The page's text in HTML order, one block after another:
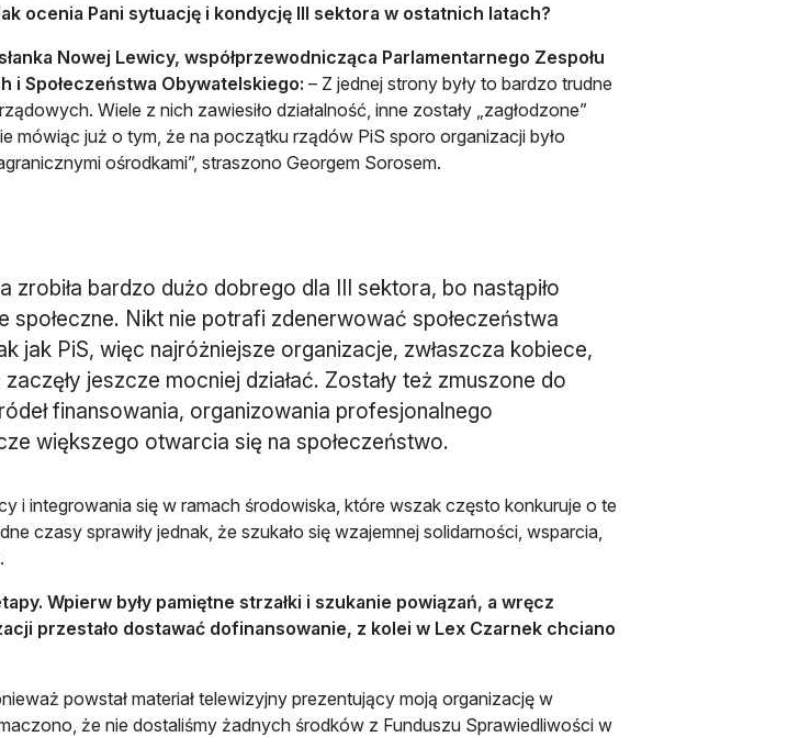
ocenia Pani sytuację i kondycję III sektora w ostatnich latach?
Nowej Lewicy, współprzewodnicząca Parlamentarnego Zespołu
i Społeczeństwa Obywatelskiego: – Z jednej strony były to bardzo trudne
Wiele z nich zawiesiło działalność, inne zostały „zagłodzone”
mówiąc już o tym, że na początku rządów PiS sporo organizacji było
ośrodkami”, straszono Georgem Sorosem.
zrobiła bardzo dużo dobrego dla III sektora, bo nastąpiło
społeczne. Nikt nie potrafi zdenerwować społeczeństwa
jak PiS, więc najróżniejsze organizacje, zwłaszcza kobiece,
jeszcze mocniej działać. Zostały też zmuszone do
finansowania, organizowania profesjonalnego
większego otwarcia się na społeczeństwo.
i integrowania się w ramach środowiska, które wszak często konkuruje o te
czasy sprawiły jednak, że szukało się wzajemnej solidarności, wsparcia,
Wpierw były pamiętne strzałki i szukanie powiązań, a wręcz
przestało dostawać dofinansowanie, z kolei w Lex Czarnek chciano
powstał materiał telewizyjny prezentujący moją organizację w
że nie dostaliśmy żadnych środków z Funduszu Sprawiedliwości w